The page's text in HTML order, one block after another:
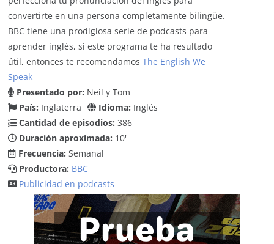
convertirte en una persona completamente bilingüe.
BBC tiene una prodigiosa serie de podcasts para
aprender inglés, si este programa te ha resultado
útil, entonces te recomendamosThe English We
Speak
Presentado por: Neil y Tom
País: Inglaterra Idioma: Inglés
Cantidad de episodios: 386
Duración aproximada: 10'
Frecuencia: Semanal
Productora: BBC
Publicidad en podcasts